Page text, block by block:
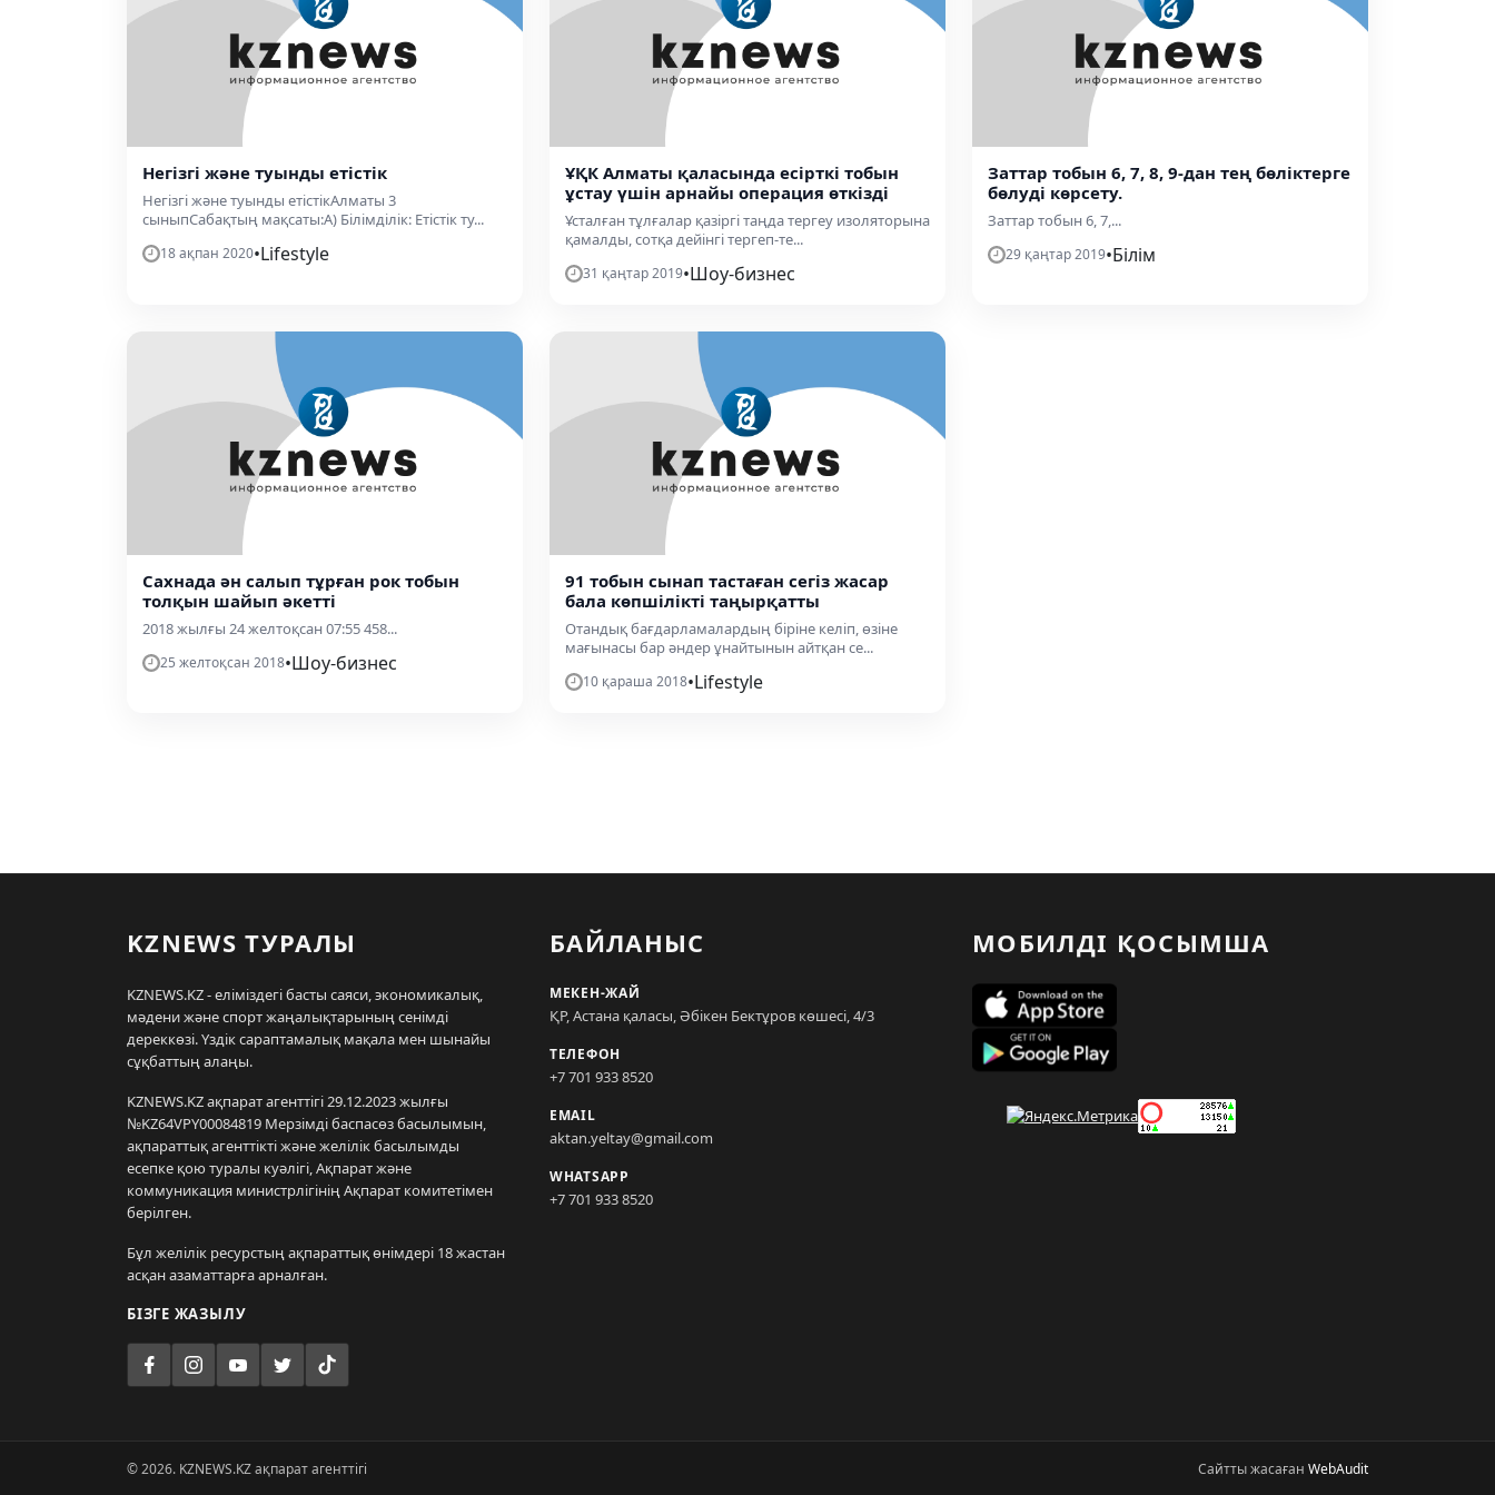
Негізгі және туынды етістік
Негізгі және туынды етістікАлматы 3
сыныпСабақтың мақсаты:А) Білімділік: Етістік ту...
18 ақпан 2020•Lifestyle
ҰҚК Алматы қаласында есірткі тобын
ұстау үшін арнайы операция өткізді
Ұсталған тұлғалар қазіргі таңда тергеу изоляторына
қамалды, сотқа дейінгі тергеп-те...
31 қаңтар 2019•Шоу-бизнес
Заттар тобын 6, 7, 8, 9-дан тең бөліктерге
бөлуді көрсету.
Заттар тобын 6, 7,...
29 қаңтар 2019•Білім
Сахнада ән салып тұрған рок тобын
толқын шайып әкетті
2018 жылғы 24 желтоқсан 07:55 458...
25 желтоқсан 2018•Шоу-бизнес
91 тобын сынап тастаған сегіз жасар
бала көпшілікті таңырқатты
Отандық бағдарламалардың біріне келіп, өзіне
мағынасы бар әндер ұнайтынын айтқан се...
10 қараша 2018•Lifestyle
KZNEWS ТУРАЛЫ
KZNEWS.KZ - еліміздегі басты саяси, экономикалық,
мәдени және спорт жаңалықтарының сенімді
дереккөзі. Үздік сараптамалық мақала мен шынайы
сұқбаттың алаңы.
KZNEWS.KZ ақпарат агенттігі 29.12.2023 жылғы
№KZ64VPY00084819 Мерзімді баспасөз басылымын,
ақпараттық агенттікті және желілік басылымды
есепке қою туралы куәлігі, Ақпарат және
коммуникация министрлігінің Ақпарат комитетімен
берілген.
Бұл желілік ресурстың ақпараттық өнімдері 18 жастан
асқан азаматтарға арналған.
БІЗГЕ ЖАЗЫЛУ
БАЙЛАНЫС
МЕКЕН-ЖАЙ
ҚР, Астана қаласы, Әбікен Бектұров көшесі, 4/3
ТЕЛЕФОН
+7 701 933 8520
EMAIL
aktan.yeltay@gmail.com
WHATSAPP
+7 701 933 8520
МОБИЛДІ ҚОСЫМША
© 2026. KZNEWS.KZ ақпарат агенттігі Сайтты жасаған WebAudit